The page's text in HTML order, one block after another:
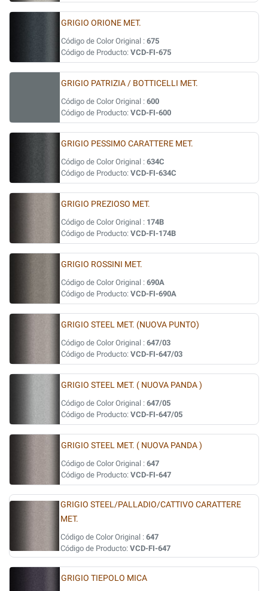
GRIGIO ORIONE MET.
Código de Color Original : 675
Código de Producto: VCD-FI-675
GRIGIO PATRIZIA / BOTTICELLI MET.
Código de Color Original : 600
Código de Producto: VCD-FI-600
GRIGIO PESSIMO CARATTERE MET.
Código de Color Original : 634C
Código de Producto: VCD-FI-634C
GRIGIO PREZIOSO MET.
Código de Color Original : 174B
Código de Producto: VCD-FI-174B
GRIGIO ROSSINI MET.
Código de Color Original : 690A
Código de Producto: VCD-FI-690A
GRIGIO STEEL MET. (NUOVA PUNTO)
Código de Color Original : 647/03
Código de Producto: VCD-FI-647/03
GRIGIO STEEL MET. ( NUOVA PANDA )
Código de Color Original : 647/05
Código de Producto: VCD-FI-647/05
GRIGIO STEEL MET. ( NUOVA PANDA )
Código de Color Original : 647
Código de Producto: VCD-FI-647
GRIGIO STEEL/PALLADIO/CATTIVO CARATTERE
MET.
Código de Color Original : 647
Código de Producto: VCD-FI-647
GRIGIO TIEPOLO MICA